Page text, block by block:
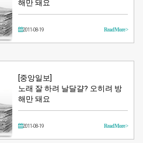
해만 돼요
2011-08-19 Read More >
[중앙일보]
노래 잘 하려 날달걀? 오히려 방
해만 돼요
2011-08-19 Read More >